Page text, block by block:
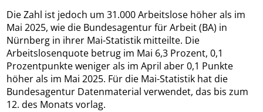
Die Zahl ist jedoch um 31.000 Arbeitslose höher als im
Mai 2025, wie die Bundesagentur für Arbeit (BA) in
Nürnberg in ihrer Mai-Statistik mitteilte. Die
Arbeitslosenquote betrug im Mai 6,3 Prozent, 0,1
Prozentpunkte weniger als im April aber 0,1 Punkte
höher als im Mai 2025. Für die Mai-Statistik hat die
Bundesagentur Datenmaterial verwendet, das bis zum
12. des Monats vorlag.